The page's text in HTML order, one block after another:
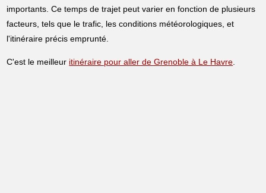
importants. Ce temps de trajet peut varier en fonction de plusieurs
facteurs, tels que le trafic, les conditions météorologiques, et
l'itinéraire précis emprunté.
C'est le meilleur itinéraire pour aller de Grenoble à Le Havre.